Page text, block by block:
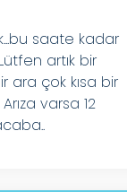
saate kadar
artık bir
ara çok kısa bir
varsa 12